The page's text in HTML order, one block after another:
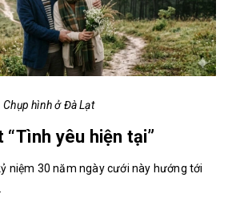
Chụp hình ở Đà Lạt
yêu hiện tại”
niệm 30 năm ngày cưới này hướng tới